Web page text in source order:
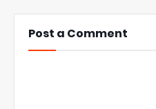
Post a Comment